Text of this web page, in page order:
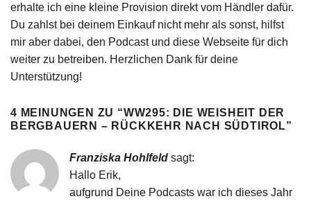
erhalte ich eine kleine Provision direkt vom Händler dafür.
Du zahlst bei deinem Einkauf nicht mehr als sonst, hilfst
mir aber dabei, den Podcast und diese Webseite für dich
weiter zu betreiben. Herzlichen Dank für deine
Unterstützung!
4 MEINUNGEN ZU “WW295: DIE WEISHEIT DER
BERGBAUERN – RÜCKKEHR NACH SÜDTIROL”
Franziska Hohlfeld sagt:
Hallo Erik,
aufgrund Deine Podcasts war ich dieses Jahr